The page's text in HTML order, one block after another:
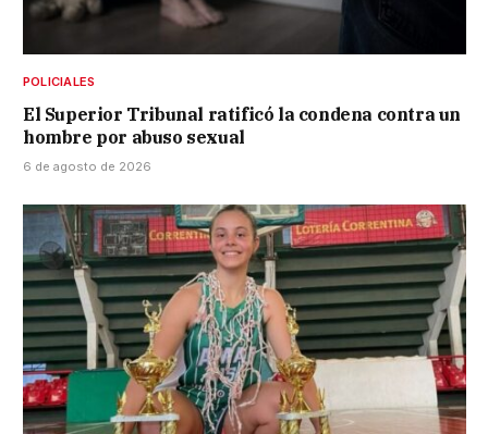
POLICIALES
El Superior Tribunal ratificó la condena contra un
hombre por abuso sexual
6 de agosto de 2026